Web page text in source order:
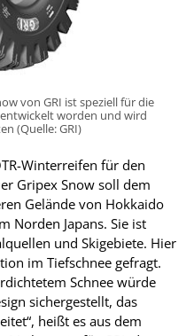
von GRI ist speziell für die
worden und wird
(Quelle: GRI)
Winterreifen für den
Gripex Snow soll dem
Gelände von Hokkaido
Norden Japans. Sie ist
und Skigebiete. Hier
im Tiefschnee gefragt.
Schnee würde
sichergestellt, das
heißt es aus dem